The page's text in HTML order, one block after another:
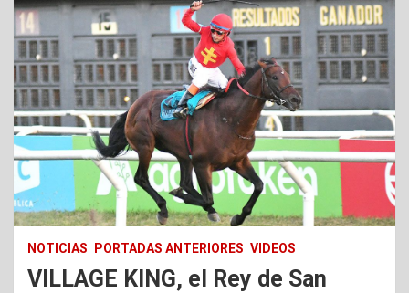
NOTICIAS PORTADAS ANTERIORES VIDEOS
VILLAGE KING, el Rey de San